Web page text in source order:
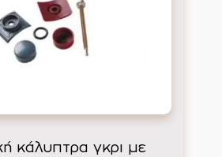
κάλυπτρα γκρι με